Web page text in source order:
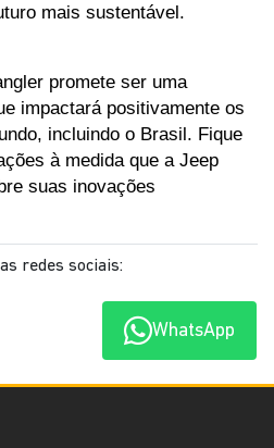
mais sustentável.
promete ser uma
impactará positivamente os
incluindo o Brasil. Fique
à medida que a Jeep
suas inovações
redes sociais:
WhatsApp